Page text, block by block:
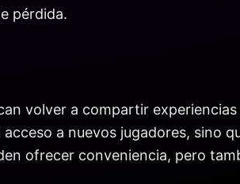
pérdida.
volver a compartir
a nuevos jugadores, sino
ofrecer conveniencia, pero